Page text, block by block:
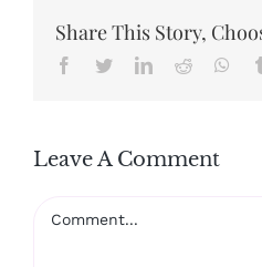
Share This Story,
Facebook
TwitterLinkedIn
Reddit
Leave A Comment